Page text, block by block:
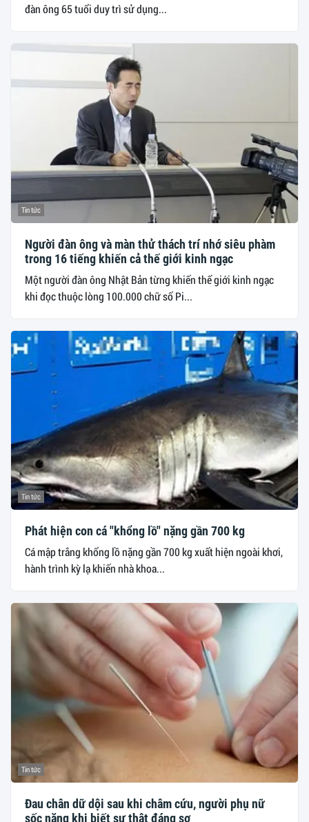
đàn ông 65 tuổi duy trì sử dụng...
Tin tức
Người đàn ông và màn thử thách trí nhớ siêu phàm
trong 16 tiếng khiến cả thế giới kinh ngạc
Một người đàn ông Nhật Bản từng khiến thế giới kinh ngạc
khi đọc thuộc lòng 100.000 chữ số Pi...
Tin tức
Phát hiện con cá "khổng lồ" nặng gần 700 kg
Cá mập trắng khổng lồ nặng gần 700 kg xuất hiện ngoài khơi,
hành trình kỳ lạ khiến nhà khoa...
Tin tức
Đau chân dữ dội sau khi châm cứu, người phụ nữ
sốc nặng khi biết sự thật đáng sợ